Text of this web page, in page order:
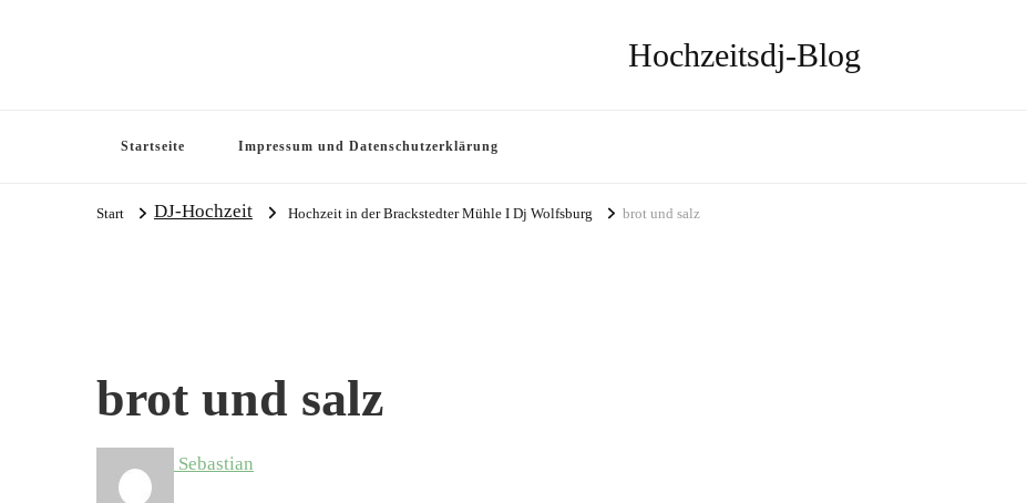
Hochzeitsdj-Blog
Startseite Impressum und Datenschutzerklärung
Start DJ-Hochzeit Hochzeit in der Brackstedter Mühle I Dj Wolfsburg brot und salz
brot und salz
Sebastian